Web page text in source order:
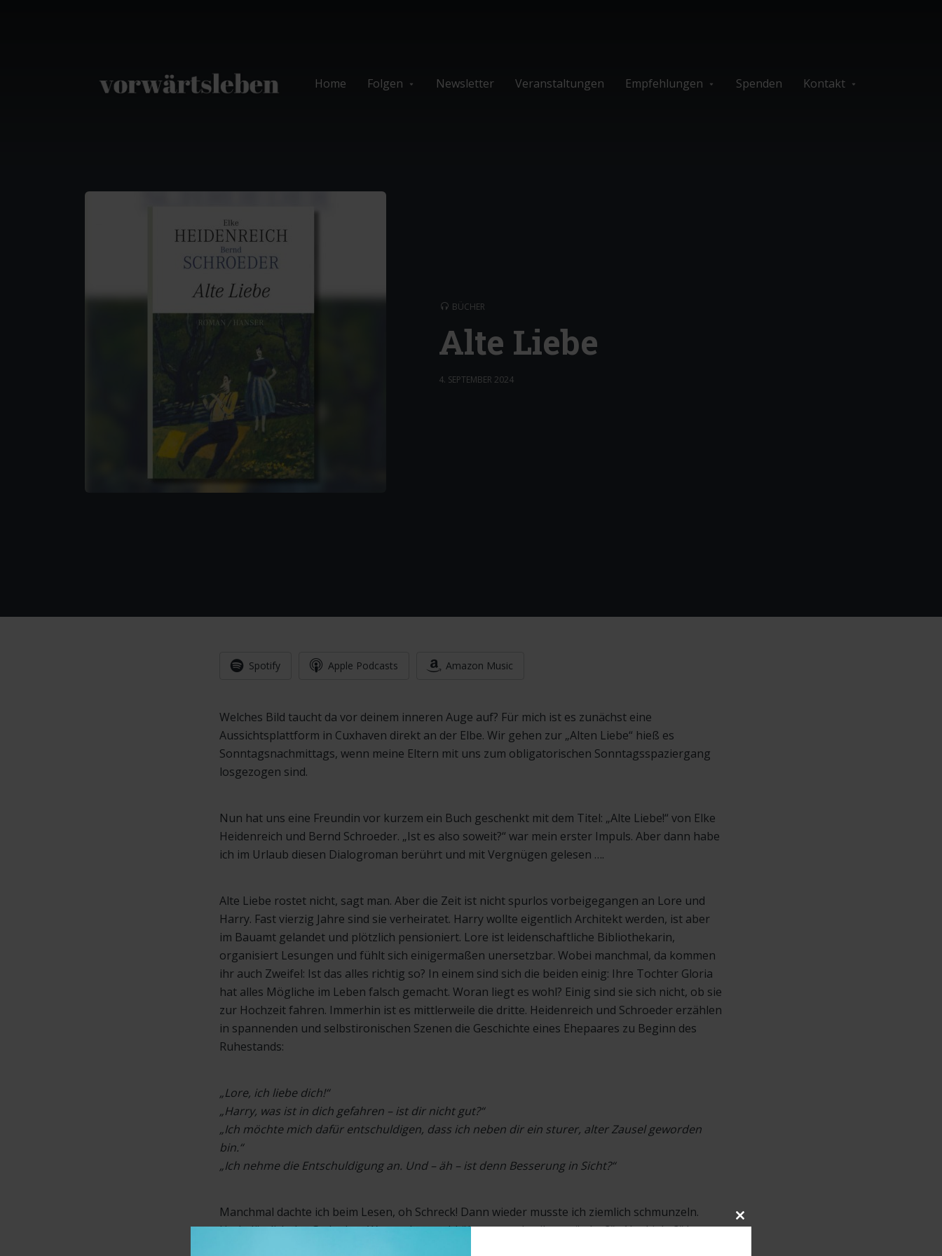
Home Folgen Newsletter Veranstaltungen Empfehlungen Spenden Kontakt
BÜCHER
Alte Liebe
4. SEPTEMBER 2024
Spotify Apple Podcasts Amazon Music
Welches Bild taucht da vor deinem inneren Auge auf? Für mich ist es zunächst eine
Aussichtsplattform in Cuxhaven direkt an der Elbe. Wir gehen zur „Alten Liebe“ hieß es
Sonntagsnachmittags, wenn meine Eltern mit uns zum obligatorischen Sonntagsspaziergang
losgezogen sind.
Nun hat uns eine Freundin vor kurzem ein Buch geschenkt mit dem Titel: „Alte Liebe!“ von Elke
Heidenreich und Bernd Schroeder. „Ist es also soweit?“ war mein erster Impuls. Aber dann habe
ich im Urlaub diesen Dialogroman berührt und mit Vergnügen gelesen ….
Alte Liebe rostet nicht, sagt man. Aber die Zeit ist nicht spurlos vorbeigegangen an Lore und
Harry. Fast vierzig Jahre sind sie verheiratet. Harry wollte eigentlich Architekt werden, ist aber
im Bauamt gelandet und plötzlich pensioniert. Lore ist leidenschaftliche Bibliothekarin,
organisiert Lesungen und fühlt sich einigermaßen unersetzbar. Wobei manchmal, da kommen
ihr auch Zweifel: Ist das alles richtig so? In einem sind sich die beiden einig: Ihre Tochter Gloria
hat alles Mögliche im Leben falsch gemacht. Woran liegt es wohl? Einig sind sie sich nicht, ob sie
zur Hochzeit fahren. Immerhin ist es mittlerweile die dritte. Heidenreich und Schroeder erzählen
in spannenden und selbstironischen Szenen die Geschichte eines Ehepaares zu Beginn des
Ruhestands:
„Lore, ich liebe dich!“
„Harry, was ist in dich gefahren – ist dir nicht gut?“
„Ich möchte mich dafür entschuldigen, dass ich neben dir ein sturer, alter Zausel geworden
bin.“
„Ich nehme die Entschuldigung an. Und – äh – ist denn Besserung in Sicht?“
Manchmal dachte ich beim Lesen, oh Schreck! Dann wieder musste ich ziemlich schmunzeln.
Und plötzlich der Gedanke: „Was andere wohl über uns schreiben würden?“ „Alte Liebe?“ Ja,
Close